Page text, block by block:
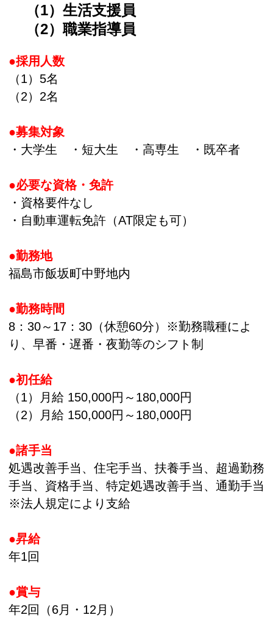
（1）生活支援員
（2）職業指導員
●採用人数
（1）5名
（2）2名
●募集対象
・大学生 ・短大生 ・高専生 ・既卒者
●必要な資格・免許
・資格要件なし
・自動車運転免許（AT限定も可）
●勤務地
福島市飯坂町中野地内
●勤務時間
8：30～17：30（休憩60分）※勤務職種によ
り、早番・遅番・夜勤等のシフト制
●初任給
（1）月給 150,000円～180,000円
（2）月給 150,000円～180,000円
●諸手当
処遇改善手当、住宅手当、扶養手当、超過勤務
手当、資格手当、特定処遇改善手当、通勤手当
※法人規定により支給
●昇給
年1回
●賞与
年2回（6月・12月）